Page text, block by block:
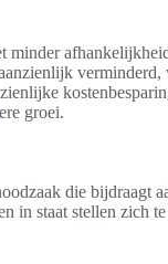
minder
verminderd,
groei.
die bijdraagt
in staat stellen zich te